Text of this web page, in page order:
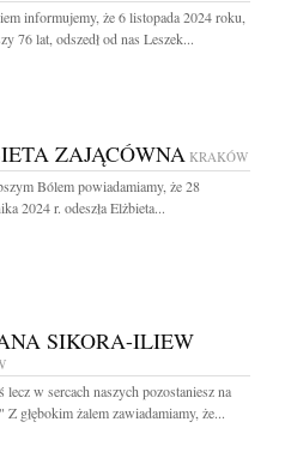
informujemy, że 6 listopada 2024 roku,
76 lat, odszedł od nas Leszek...
ZAJĄCÓWNA KRAKÓW
Bólem powiadamiamy, że 28
2024 r. odeszła Elżbieta...
SIKORA-ILIEW
lecz w sercach naszych pozostaniesz na
Z głębokim żalem zawiadamiamy, że...